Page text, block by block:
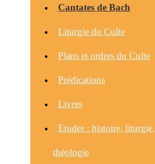
Cantates de Bach
Liturgie du Culte
Plans et ordres du Culte
Prédications
Livres
Etudes : histoire, liturgie,
théologie